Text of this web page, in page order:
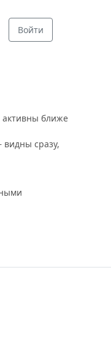
Войти
активны ближе
видны сразу,